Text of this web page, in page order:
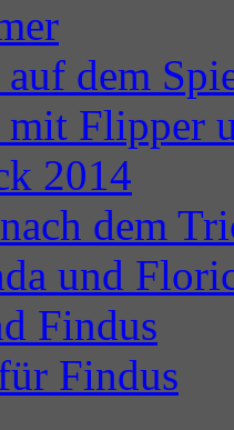
dem
mit Flipper
2014
dem
und
Findus
Findus